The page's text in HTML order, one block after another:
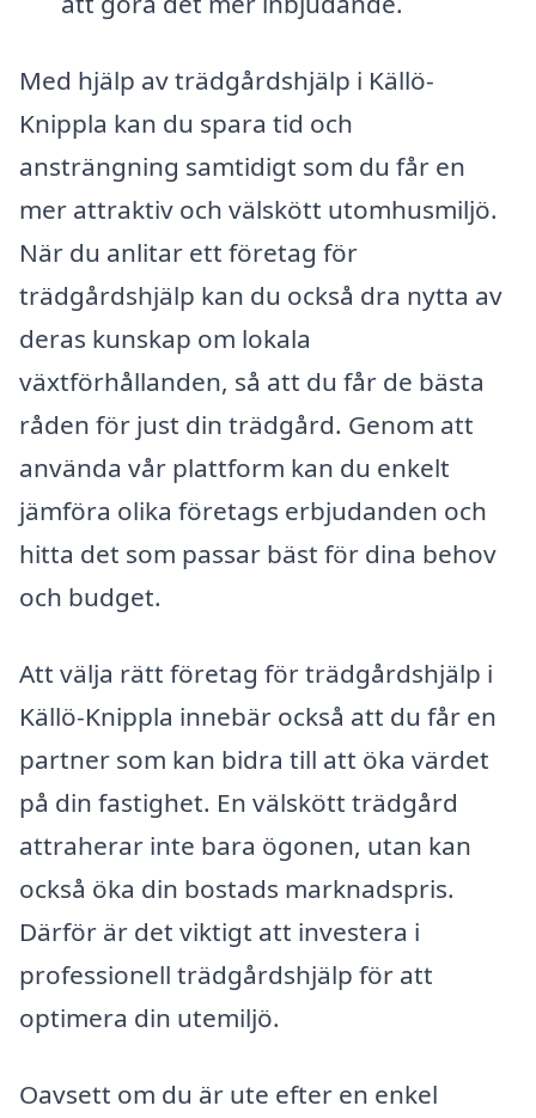
Med hjälp av trädgårdshjälp i Källö-
Knippla kan du spara tid och
ansträngning samtidigt som du får en
mer attraktiv och välskött utomhusmiljö.
När du anlitar ett företag för
trädgårdshjälp kan du också dra nytta av
deras kunskap om lokala
växtförhållanden, så att du får de bästa
råden för just din trädgård. Genom att
använda vår plattform kan du enkelt
jämföra olika företags erbjudanden och
hitta det som passar bäst för dina behov
och budget.
Att välja rätt företag för trädgårdshjälp i
Källö-Knippla innebär också att du får en
partner som kan bidra till att öka värdet
på din fastighet. En välskött trädgård
attraherar inte bara ögonen, utan kan
också öka din bostads marknadspris.
Därför är det viktigt att investera i
professionell trädgårdshjälp för att
optimera din utemiljö.
Oavsett om du är ute efter en enkel